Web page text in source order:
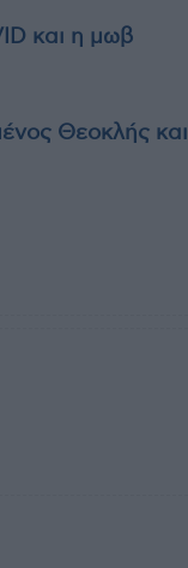
και η μωβ
Θεοκλής και